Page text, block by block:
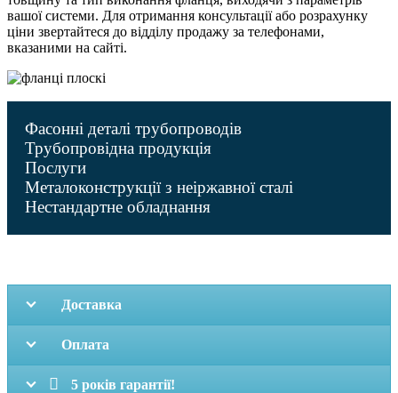
вашої системи. Для отримання консультації або розрахунку
ціни звертайтеся до відділу продажу за телефонами,
вказаними на сайті.
Фасонні деталі трубопроводів
Трубопровідна продукція
Послуги
Металоконструкції з неіржавної сталі
Нестандартне обладнання
Доставка
Оплата
5 років гарантії!